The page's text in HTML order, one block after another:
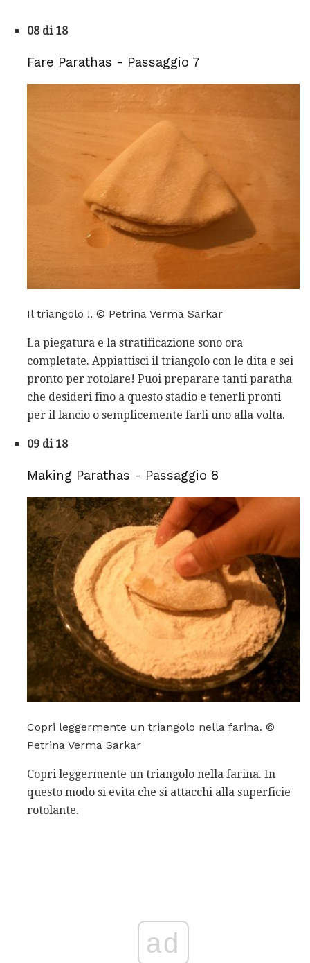
08 di 18
Fare Parathas - Passaggio 7
Il triangolo !. © Petrina Verma Sarkar
La piegatura e la stratificazione sono ora
completate. Appiattisci il triangolo con le dita e sei
pronto per rotolare! Puoi preparare tanti paratha
che desideri fino a questo stadio e tenerli pronti
per il lancio o semplicemente farli uno alla volta.
09 di 18
Making Parathas - Passaggio 8
Copri leggermente un triangolo nella farina. ©
Petrina Verma Sarkar
Copri leggermente un triangolo nella farina. In
questo modo si evita che si attacchi alla superficie
rotolante.
ad